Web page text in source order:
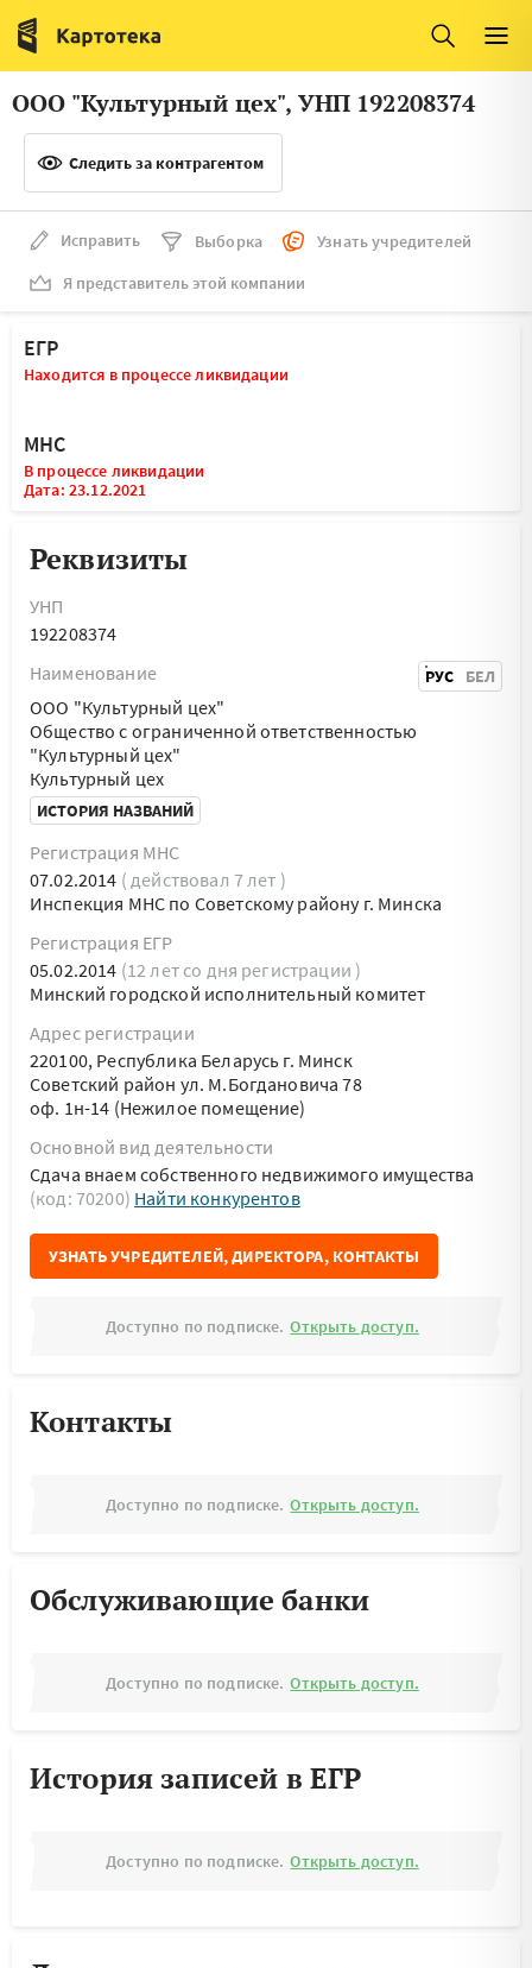
Италия
Люксембург
Литва
Нидерланды
ООО "Культурный цех", УНП 192208374
Следить за контрагентом
Исправить Выборка
Узнать учредителей
Я представитель этой компании
ЕГР
Находится в процессе ликвидации
МНС
В процессе ликвидации
Дата: 23.12.2021
Реквизиты
УНП
192208374
Наименование
РУС БЕЛ
ООО "Культурный цех"
Общество с ограниченной ответственностью
"Культурный цех"
Культурный цех
ИСТОРИЯ НАЗВАНИЙ
Регистрация МНС
07.02.2014 ( действовал 7 лет )
Инспекция МНС по Советскому району г. Минска
Регистрация ЕГР
05.02.2014 (12 лет со дня регистрации )
Минский городской исполнительный комитет
Адрес регистрации
220100, Республика Беларусь г. Минск
Советский район ул. М.Богдановича 78
оф. 1н-14 (Нежилое помещение)
Основной вид деятельности
Сдача внаем собственного недвижимого имущества
(код: 70200) Найти конкурентов
УЗНАТЬ УЧРЕДИТЕЛЕЙ, ДИРЕКТОРА, КОНТАКТЫ
Доступно по подписке. Открыть доступ.
Контакты
Доступно по подписке. Открыть доступ.
Обслуживающие банки
Доступно по подписке. Открыть доступ.
История записей в ЕГР
Доступно по подписке. Открыть доступ.